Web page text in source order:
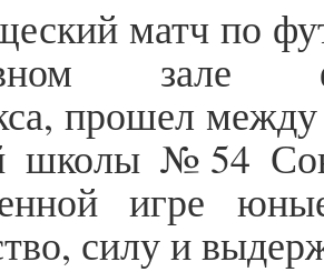
матч по
зале
прошел
школы №54
игре
силу и